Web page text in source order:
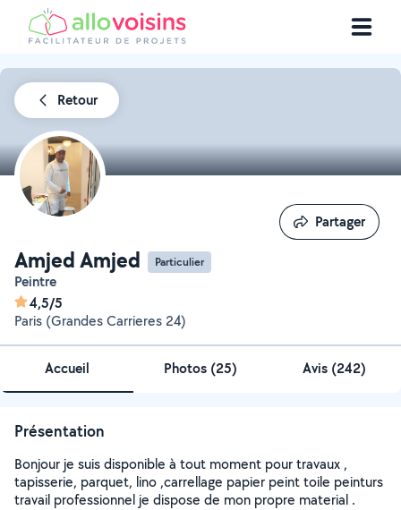
Retour
Amjed Amjed Particulier
Peintre
4,5/5
Paris (Grandes Carrieres 24)
Partager
Partager
Accueil Photos (25) Avis (242)
Présentation
Bonjour je suis disponible à tout moment pour travaux ,
tapisserie, parquet, lino ,carrellage papier peint toile peinturs
travail professionnel je dispose de mon propre material .